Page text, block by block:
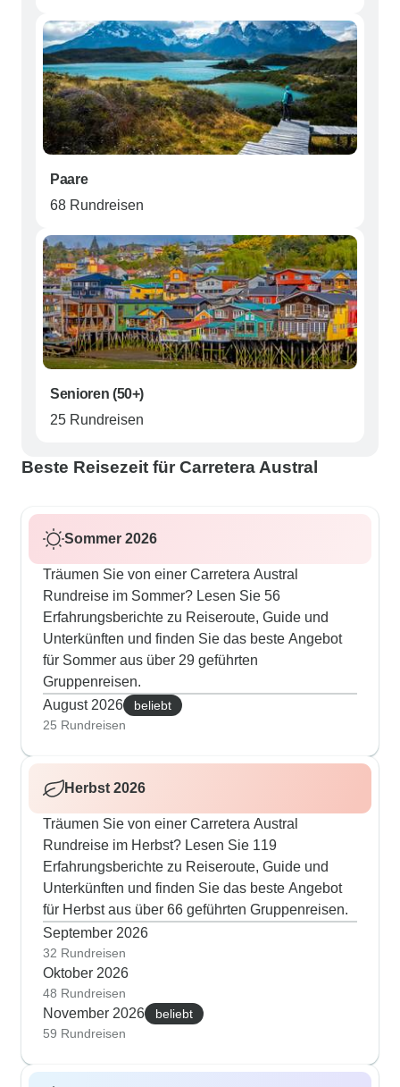
Paare
68 Rundreisen
Senioren (50+)
25 Rundreisen
Beste Reisezeit für Carretera Austral
Sommer 2026
Träumen Sie von einer Carretera Austral
Rundreise im Sommer? Lesen Sie 56
Erfahrungsberichte zu Reiseroute, Guide und
Unterkünften und finden Sie das beste Angebot
für Sommer aus über 29 geführten
Gruppenreisen.
August 2026
beliebt
25 Rundreisen
Herbst 2026
Träumen Sie von einer Carretera Austral
Rundreise im Herbst? Lesen Sie 119
Erfahrungsberichte zu Reiseroute, Guide und
Unterkünften und finden Sie das beste Angebot
für Herbst aus über 66 geführten Gruppenreisen.
September 2026
32 Rundreisen
Oktober 2026
48 Rundreisen
November 2026
beliebt
59 Rundreisen